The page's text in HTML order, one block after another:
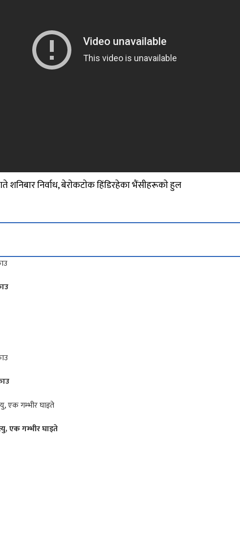
शनिबार निर्वाध, बेराेकटाेक हिंडिरहेका भैंसीहरूकाे हुल
एक गम्भीर घाइते